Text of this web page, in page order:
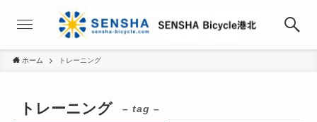
ホーム トレーニング
トレーニング – tag –